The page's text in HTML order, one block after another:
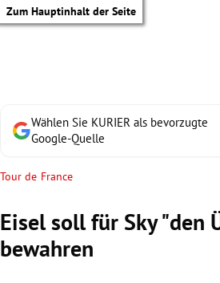
Zum Hauptinhalt der Seite
Wählen Sie KURIER als bevorzugte
Google-Quelle
Tour de France
Eisel soll für Sky "den
bewahren